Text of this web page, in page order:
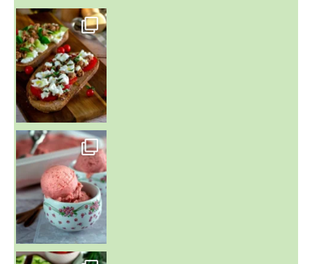
~ NICE CREAM À LA FRAISE ~
Presque un mois que